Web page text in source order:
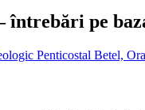
întrebări pe
Penticostal Betel,